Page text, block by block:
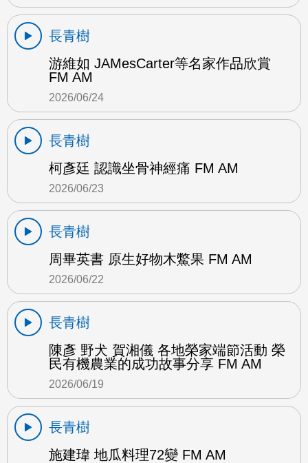
長青樹
游維如 JAMesCarter等名家作品欣賞
FM AM
2026/06/24
長青樹
柯彥廷 認識坐骨神經痛 FM AM
2026/06/23
長青樹
周畢英書 原生好物木鱉果 FM AM
2026/06/22
長青樹
陳彥 野犬 賀湘儀 各地榮家端節活動 榮
民有機農業的成功故事分享 FM AM
2026/06/19
長青樹
施建瑋 地瓜料理72變 FM AM